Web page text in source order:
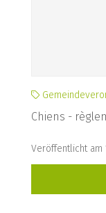
Chiens -
Veröffentlicht